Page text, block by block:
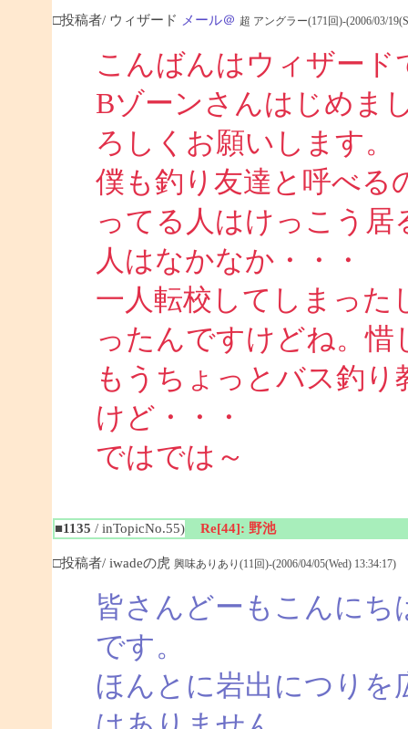
□投稿者/ ウィザード メール＠ 超 アングラー(171回)-(2006/03/
こんばんはウィザード
Bゾーンさんはじめま
ろしくお願いします。
僕も釣り友達と呼べる
ってる人はけっこう
人はなかなか・・・
一人転校してしまった
ったんですけどね。惜
もうちょっとバス釣
けど・・・
ではでは～
■1135 / inTopicNo.55) Re[44]: 野池
□投稿者/ iwadeの虎 興味ありあり(11回)-(2006/04/05(Wed) 13:34:17)
皆さんどーもこんにち
です。
ほんとに岩出につりを